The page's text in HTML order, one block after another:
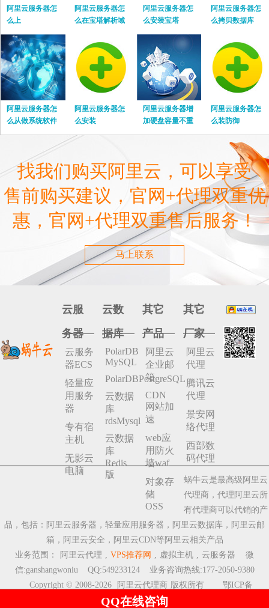
阿里云服务器怎
么上
阿里云服务器怎
么在宝塔解析域
阿里云服务器怎
么安装宝塔
阿里云服务器怎
么拷贝数据库
阿里云服务器怎
么从做系统软件
阿里云服务器怎
么安装
阿里云服务器增
加硬盘容量不重
启
阿里云服务器怎
么装防御
找我们购买阿里云，可以享受
售前购买建议，官网+代理双重优
惠，官网+代理双重售后服务！
马上联系
云服
务器
云服务
器ECS
轻量应
用服务
器
专有宿
主机
无影云
电脑
云数
据库
PolarDB
MySQL
PolarDBPostgreSQL
云数据
库
rdsMysql
云数据
库
Redis
版
其它
产品
阿里云
企业邮
箱
CDN
网站加
速
web应
用防火
墙waf
对象存
储
OSS
其它
厂家
阿里云
代理
腾讯云
代理
景安网
络代理
西部数
码代理
蜗牛云是最高级阿里云
代理商，代理阿里云所
有代理商可以代销的产
品，包括：阿里云服务器，轻量应用服务器，阿里云数据库，阿里云邮
箱，阿里云安全，阿里云CDN等阿里云相关产品
业务范围：
阿里云代理 , VPS推荐网 , 虚拟主机 , 云服务器
微
信:ganshangwoniu QQ:549233124 业务咨询热线:177-2050-9380
Copyright © 2008-2026
阿里云代理商 版权所有
鄂ICP备
2023009510号-8
QQ在线咨询